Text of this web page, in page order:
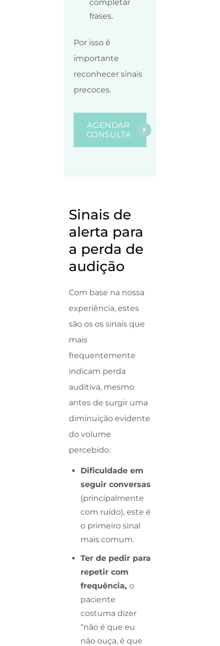
completar
frases.
Por isso é
importante
reconhecer sinais
precoces.
AGENDAR
CONSULTA
Sinais de
alerta para
a perda de
audição
Com base na nossa
experiência, estes
são os os sinais que
mais
frequentemente
indicam perda
auditiva, mesmo
antes de surgir uma
diminuição evidente
do volume
percebido:
Dificuldade em
seguir conversas
(principalmente
com ruído), este é
o primeiro sinal
mais comum.
Ter de pedir para
repetir com
frequência, o
paciente
costuma dizer
“não é que eu
não ouça, é que